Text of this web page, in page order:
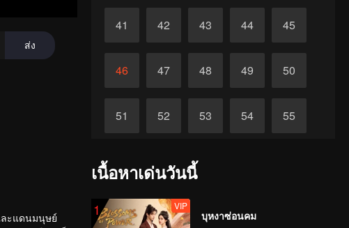
41 42 43 44 45
46 47 48 49 50
51 52 53 54 55
ละแดนมนุษย์
เนื้อหาเด่นวันนี้
1 VIP
บุหงาซ่อนคม